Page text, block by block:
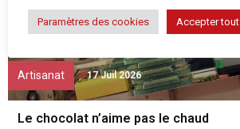
Artisanat 17 Juil 2026
Le chocolat n’aime pas le chaud
Paramètres des cookies Accepter tout